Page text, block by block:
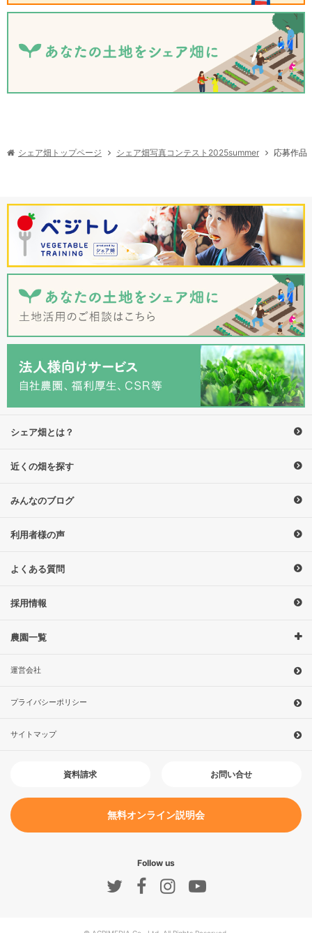
シェア畑トップページ シェア畑写真コンテスト2025summer 応募作品
シェア畑とは？
近くの畑を探す
みんなのブログ
利用者様の声
よくある質問
採用情報
農園一覧
運営会社
プライバシーポリシー
サイトマップ
資料請求 お問い合せ
無料オンライン説明会
Follow us